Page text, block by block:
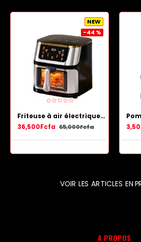
NEW
-44 %
Friteuse à air électrique en acier inoxydable avec panier antiadhésif 13.5 L
36,500Fcfa 65,000Fcfa
VOIR LES ARTICLES EN
A PROPOS